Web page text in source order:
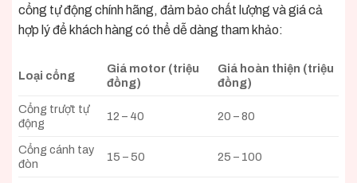
cổng tự động chính hãng, đảm bảo chất lượng và giá cả
hợp lý để khách hàng có thể dễ dàng tham khảo:
Loại cổng
Giá motor (triệu
đồng)
Giá hoàn thiện (triệu
đồng)
Cổng trượt tự
động
12 – 40 20 – 80
Cổng cánh tay
đòn
15 – 50 25 – 100